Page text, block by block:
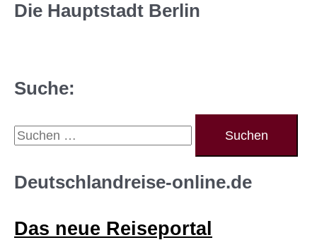
Die Hauptstadt Berlin
Suche:
S
c
e
Deutschlandreise-online.de
Das neue Reiseportal